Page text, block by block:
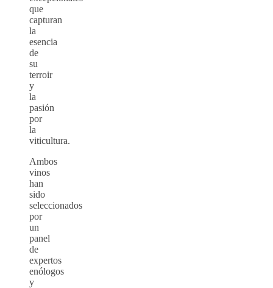
que
capturan
la
esencia
de
su
terroir
y
la
pasión
por
la
viticultura.
Ambos
vinos
han
sido
seleccionados
por
un
panel
de
expertos
enólogos
y